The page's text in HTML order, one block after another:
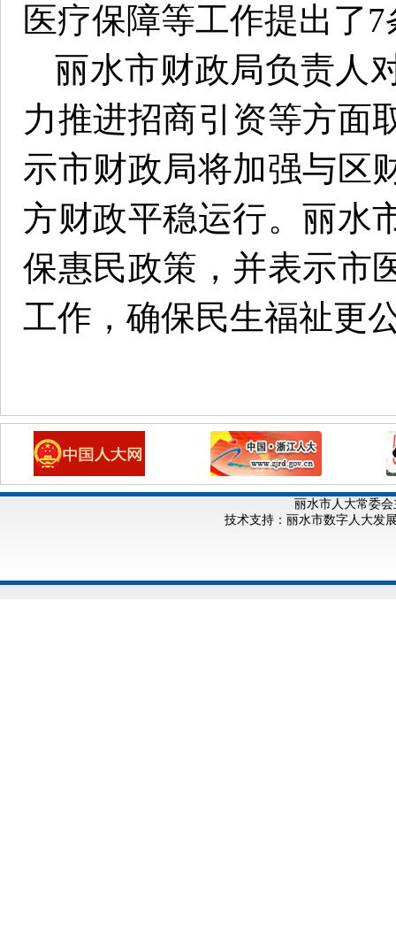
医疗保障等工作提出了
丽水市财政局负责人
力推进招商引资等方面
示市财政局将加强与区
方财政平稳运行。丽水
保惠民政策，并表示市
工作，确保民生福祉更
丽水市人大常委会
技术支持：丽水市数字人大发